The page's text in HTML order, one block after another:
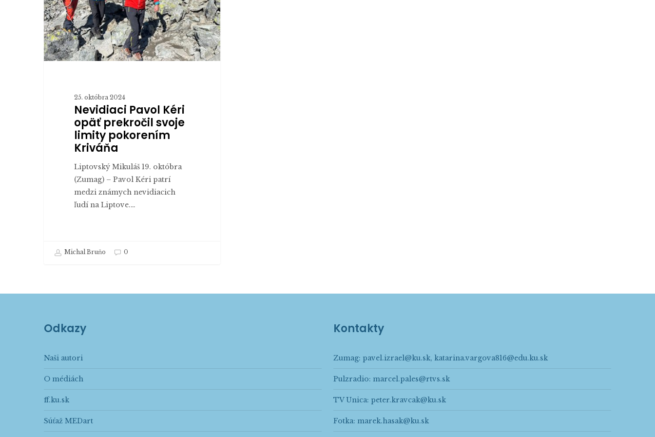
svoje
limity
pokorením
Kriváňa
25. októbra 2024
Nevidiaci Pavol Kéri
opäť prekročil svoje
limity pokorením
Kriváňa
Liptovský Mikuláš 19. októbra
(Zumag) – Pavol Kéri patrí
medzi známych nevidiacich
ľudí na Liptove.…
Michal Bruňo 0
Odkazy
Naši autori
O médiách
ff.ku.sk
Súťaž MEDart
Kontakty
Zumag: pavel.izrael@ku.sk, katarina.vargova816@edu.ku.sk
Pulzradio: marcel.pales@rtvs.sk
TV Unica: peter.kravcak@ku.sk
Fotka: marek.hasak@ku.sk